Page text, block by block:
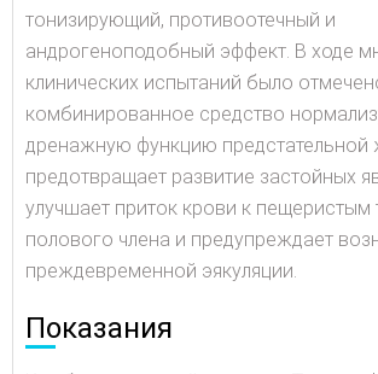
тонизирующий, противоотечный и
андрогеноподобный эффект. В ходе
клинических испытаний было
комбинированное средство
дренажную функцию предстательной
предотвращает развитие застойных
улучшает приток крови к пещеристым
полового члена и предупреждает
преждевременной эякуляции.
Показания